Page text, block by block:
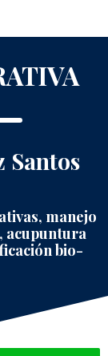
Santos
manejo
acupuntura
bio-